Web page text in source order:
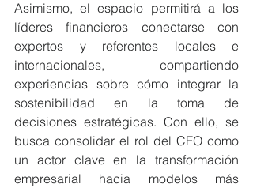
Asimismo, el espacio permitirá a los
líderes financieros conectarse con
expertos y referentes locales e
internacionales, compartiendo
experiencias sobre cómo integrar la
sostenibilidad en la toma de
decisiones estratégicas. Con ello, se
busca consolidar el rol del CFO como
un actor clave en la transformación
empresarial hacia modelos más